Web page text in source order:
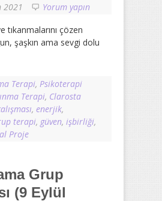
2021
Yorum yapın
tıkanmalarını çözen
şaşkın ama sevgi dolu
Terapi, Psikoterapi
Terapi, Clarosta
, enerjik,
terapi, güven, işbirliği,
Proje
Grup
(9 Eylül